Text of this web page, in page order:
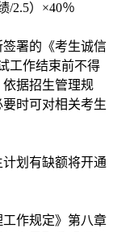
2.5）×40％
署的《考生诚信
工作结束前不得
据招生管理规
时可对相关考生
划有缺额将开通
作规定》第八章